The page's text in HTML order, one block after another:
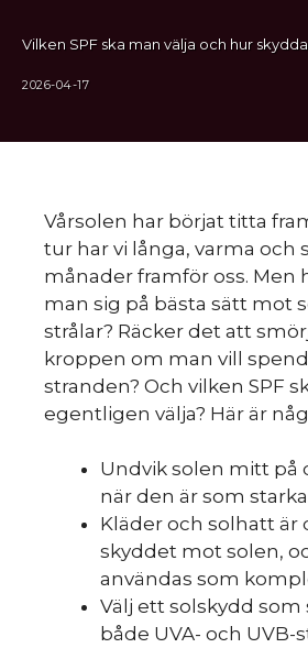
Vilken SPF ska man välja och hur
2026-04-17
Vårsolen har börjat titta
tur har vi långa, varma och
månader framför oss. Men
man sig på bästa sätt mot
strålar? Räcker det att
kroppen om man vill
stranden? Och vilken SPF
egentligen välja? Här är
Undvik solen mitt på
när den är som
Kläder och solhatt är
skyddet mot solen,
användas som
Välj ett solskydd
både UVA- och UVB-